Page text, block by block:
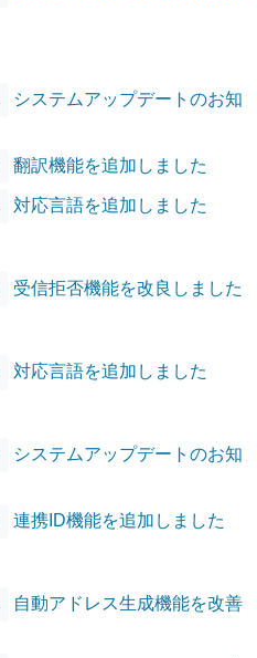
システムアップデートのお知
翻訳機能を追加しました
対応言語を追加しました
受信拒否機能を改良しました
対応言語を追加しました
システムアップデートのお知
連携ID機能を追加しました
自動アドレス生成機能を改善